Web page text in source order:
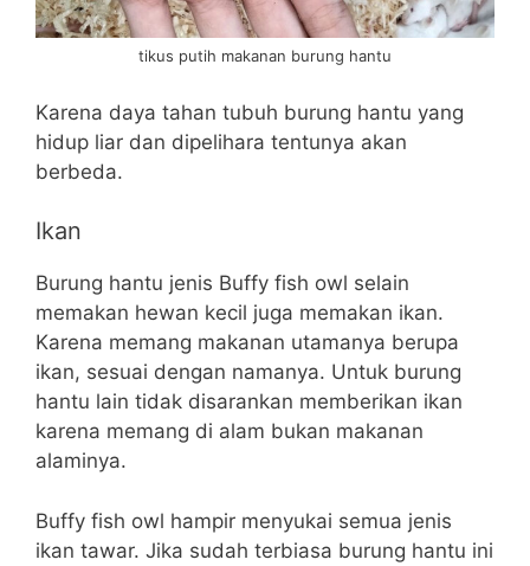
tikus putih makanan burung hantu
Karena daya tahan tubuh burung hantu yang
hidup liar dan dipelihara tentunya akan
berbeda.
Ikan
Burung hantu jenis Buffy fish owl selain
memakan hewan kecil juga memakan ikan.
Karena memang makanan utamanya berupa
ikan, sesuai dengan namanya. Untuk burung
hantu lain tidak disarankan memberikan ikan
karena memang di alam bukan makanan
alaminya.
Buffy fish owl hampir menyukai semua jenis
ikan tawar. Jika sudah terbiasa burung hantu ini